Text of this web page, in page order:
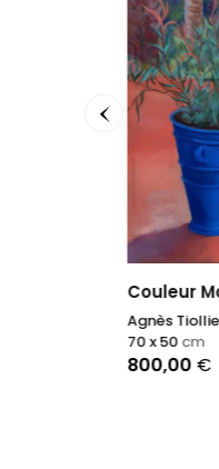
Couleur
Agnès
800,00 €
70 x 50 cm